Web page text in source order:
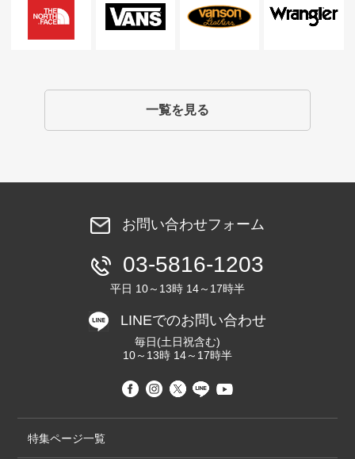
一覧を見る
お問い合わせフォーム
03-5816-1203
平日 10～13時 14～17時半
LINEでのお問い合わせ
毎日(土日祝含む)
10～13時 14～17時半
特集ページ一覧